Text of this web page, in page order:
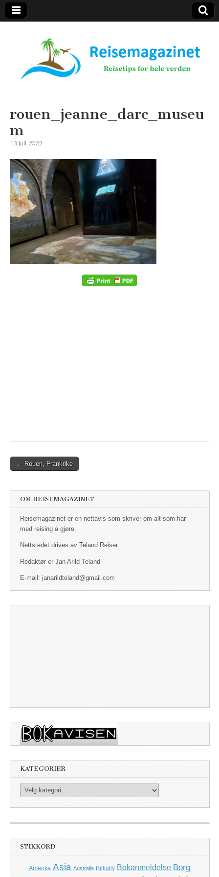
Reisemagazinet
rouen_jeanne_darc_museu
m
13. juli, 2022
Post navigation
← Rouen, Frankrike
OM REISEMAGAZINET
Reisemagazinet er en nettavis som skriver om alt som har
med reising å gjøre.
Nettstedet drives av Teland Reiser.
Redaktør er Jan Arild Teland
E-mail: janarildteland@gmail.com
KATEGORIER
Kategorier
STIKKORD
Amerika Asia Australia Billigfly Bokanmeldelse Borg